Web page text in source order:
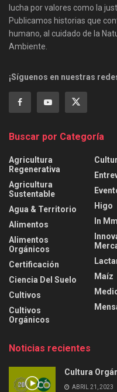
lucha por valores como la
Publicamos historias que
humano, al cuidado de la
Ambiente.
¡Síguenos en nuestras
Buscar por Categoría
Agricultura
Regenerativa
Agricultura
Sustentable
Agua & Territorio
Alimentos
Alimentos
Orgánicos
Certificación
Ciencia Del Suelo
Cultivos
Cultivos
Orgánicos
Higo
In
Maíz
Noticias recientes
Cultura
ABRIL 21, 2023